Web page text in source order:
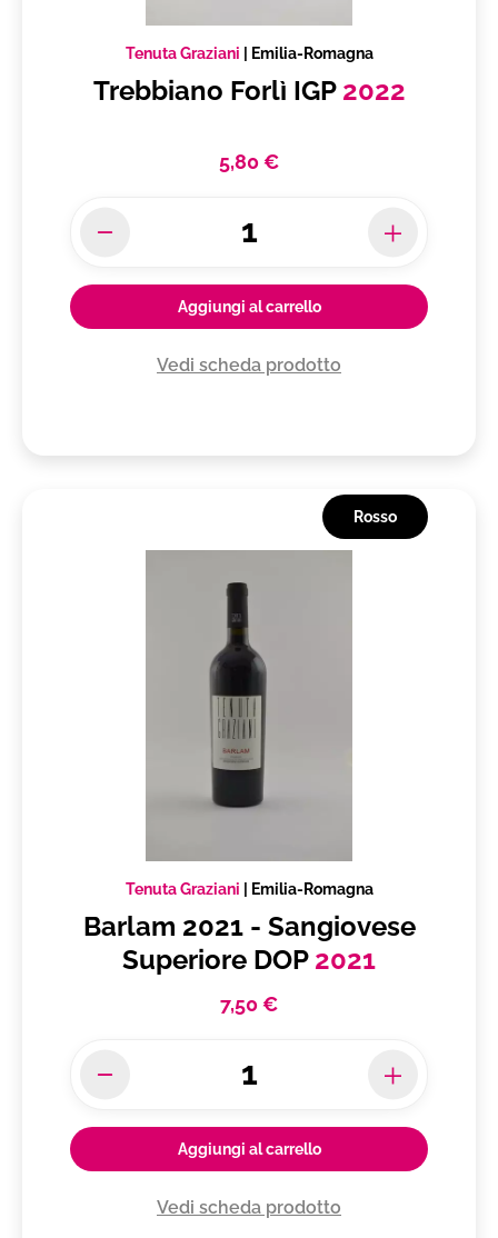
Tenuta Graziani Emilia-Romagna
Trebbiano Forlì IGP 2022
5,80 €
Aggiungi al carrello
Vedi scheda prodotto
Rosso
Tenuta Graziani Emilia-Romagna
Barlam 2021 - Sangiovese
Superiore DOP 2021
7,50 €
Aggiungi al carrello
Vedi scheda prodotto